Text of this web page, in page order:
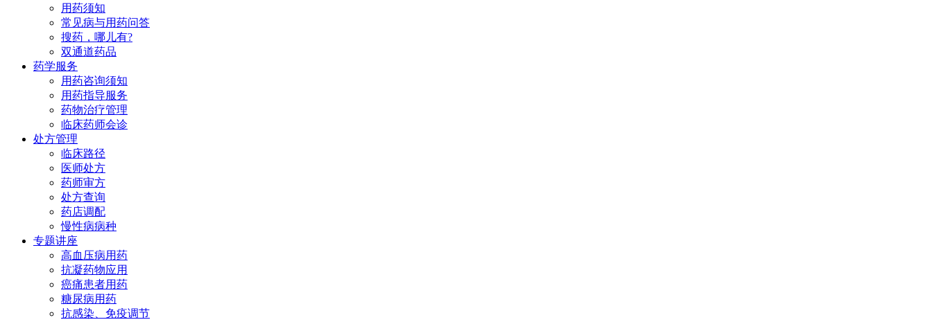
用药须知
常见病与用药问答
搜药，哪儿有?
双通道药品
药学服务
用药咨询须知
用药指导服务
药物治疗管理
临床药师会诊
处方管理
临床路径
医师处方
药师审方
处方查询
药店调配
慢性病病种
专题讲座
高血压病用药
抗凝药物应用
癌痛患者用药
糖尿病用药
抗感染、免疫调节